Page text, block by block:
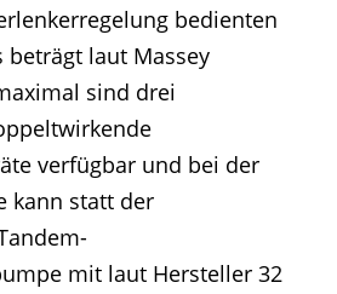
bedienten
beträgt laut Massey
sind drei
verfügbar und bei der
kann statt der
mit laut Hersteller 32